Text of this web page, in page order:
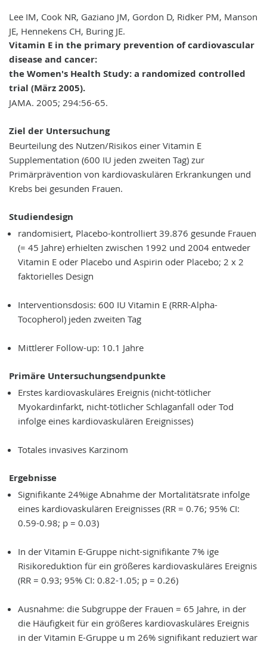
Lee IM, Cook NR, Gaziano JM, Gordon D, Ridker PM, Manson
JE, Hennekens CH, Buring JE.
Vitamin E in the primary prevention of cardiovascular
disease and cancer:
the Women's Health Study: a randomized controlled
trial (März 2005).
JAMA. 2005; 294:56-65.
Ziel der Untersuchung
Beurteilung des Nutzen/Risikos einer Vitamin E
Supplementation (600 IU jeden zweiten Tag) zur
Primärprävention von kardiovaskulären Erkrankungen und
Krebs bei gesunden Frauen.
Studiendesign
randomisiert, Placebo-kontrolliert 39.876 gesunde Frauen
(= 45 Jahre) erhielten zwischen 1992 und 2004 entweder
Vitamin E oder Placebo und Aspirin oder Placebo; 2 x 2
faktorielles Design
Interventionsdosis: 600 IU Vitamin E (RRR-Alpha-
Tocopherol) jeden zweiten Tag
Mittlerer Follow-up: 10.1 Jahre
Primäre Untersuchungsendpunkte
Erstes kardiovaskuläres Ereignis (nicht-tötlicher
Myokardinfarkt, nicht-tötlicher Schlaganfall oder Tod
infolge eines kardiovaskulären Ereignisses)
Totales invasives Karzinom
Ergebnisse
Signifikante 24%ige Abnahme der Mortalitätsrate infolge
eines kardiovaskulären Ereignisses (RR = 0.76; 95% CI:
0.59-0.98; p = 0.03)
In der Vitamin E-Gruppe nicht-signifikante 7% ige
Risikoreduktion für ein größeres kardiovaskuläres Ereignis
(RR = 0.93; 95% CI: 0.82-1.05; p = 0.26)
Ausnahme: die Subgruppe der Frauen = 65 Jahre, in der
die Häufigkeit für ein größeres kardiovaskuläres Ereignis
in der Vitamin E-Gruppe u m 26% signifikant reduziert war